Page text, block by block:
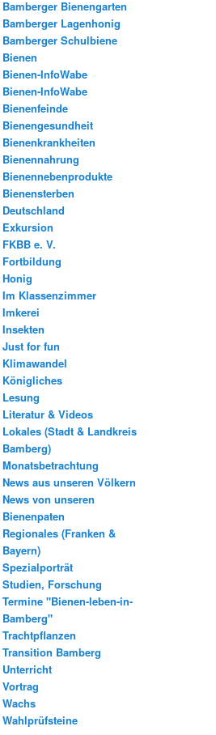
Bamberger Bienengarten
Bamberger Lagenhonig
Bamberger Schulbiene
Bienen
Bienen-InfoWabe
Bienen-InfoWabe
Bienenfeinde
Bienengesundheit
Bienenkrankheiten
Bienennahrung
Bienennebenprodukte
Bienensterben
Deutschland
Exkursion
FKBB e. V.
Fortbildung
Honig
Im Klassenzimmer
Imkerei
Insekten
Just for fun
Klimawandel
Königliches
Lesung
Literatur & Videos
Lokales (Stadt & Landkreis
Bamberg)
Monatsbetrachtung
News aus unseren Völkern
News von unseren
Bienenpaten
Regionales (Franken &
Bayern)
Spezialporträt
Studien, Forschung
Termine "Bienen-leben-in-
Bamberg"
Trachtpflanzen
Transition Bamberg
Unterricht
Vortrag
Wachs
Wahlprüfsteine